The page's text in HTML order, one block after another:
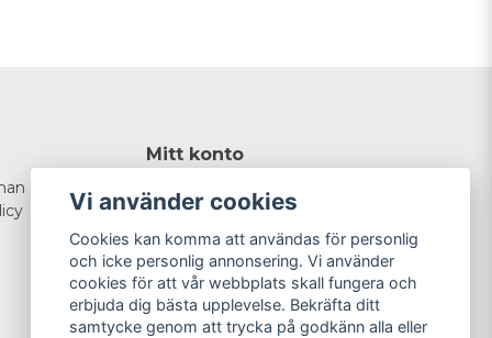
Mitt konto
Logga in
Registrera dig
Glömt lösenord?
Vi använder cookies
Cookies kan komma att användas för personlig
och icke personlig annonsering. Vi använder
cookies för att vår webbplats skall fungera och
erbjuda dig bästa upplevelse. Bekräfta ditt
samtycke genom att trycka på godkänn alla eller